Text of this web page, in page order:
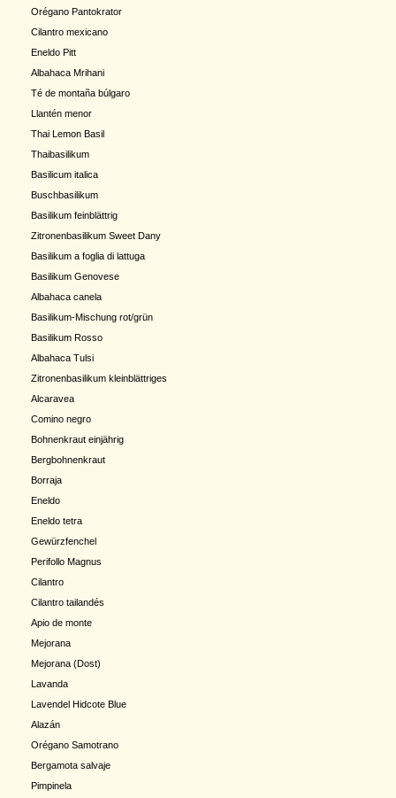
Orégano Pantokrator
Cilantro mexicano
Eneldo Pitt
Albahaca Mrihani
Té de montaña búlgaro
Llantén menor
Thai Lemon Basil
Thaibasilikum
Basilicum italica
Buschbasilikum
Basilikum feinblättrig
Zitronenbasilikum Sweet Dany
Basilikum a foglia di lattuga
Basilikum Genovese
Albahaca canela
Basilikum-Mischung rot/grün
Basilikum Rosso
Albahaca Tulsi
Zitronenbasilikum kleinblättriges
Alcaravea
Comino negro
Bohnenkraut einjährig
Bergbohnenkraut
Borraja
Eneldo
Eneldo tetra
Gewürzfenchel
Perifollo Magnus
Cilantro
Cilantro tailandés
Apio de monte
Mejorana
Mejorana (Dost)
Lavanda
Lavendel Hidcote Blue
Alazán
Orégano Samotrano
Bergamota salvaje
Pimpinela